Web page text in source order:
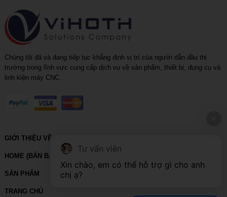
Tool holder
Tool holder with coolant
Chúng tôi đã và đang tiếp tục khẳng định vị trí của người dẫn đầu thị
trường trong lĩnh vực cung cấp dịch vụ về sản phẩm, thiết bị, dụng cụ và
linh kiện máy CNC.
GIỚI THIỆU VỀ VIHOTH
HOME (BẢN BACKUP – VUI LÒNG KHÔNG SỬA XÓA)
SẢN PHẨM
TRANG CHỦ
Tư vấn viên
Xin chào, em có thể hỗ trợ gì cho anh
chị ạ?